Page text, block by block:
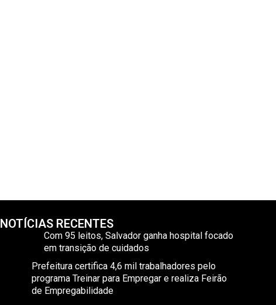
NOTÍCIAS RECENTES
Com 95 leitos, Salvador ganha hospital focado
em transição de cuidados
Prefeitura certifica 4,6 mil trabalhadores pelo
programa Treinar para Empregar e realiza Feirão
de Empregabilidade